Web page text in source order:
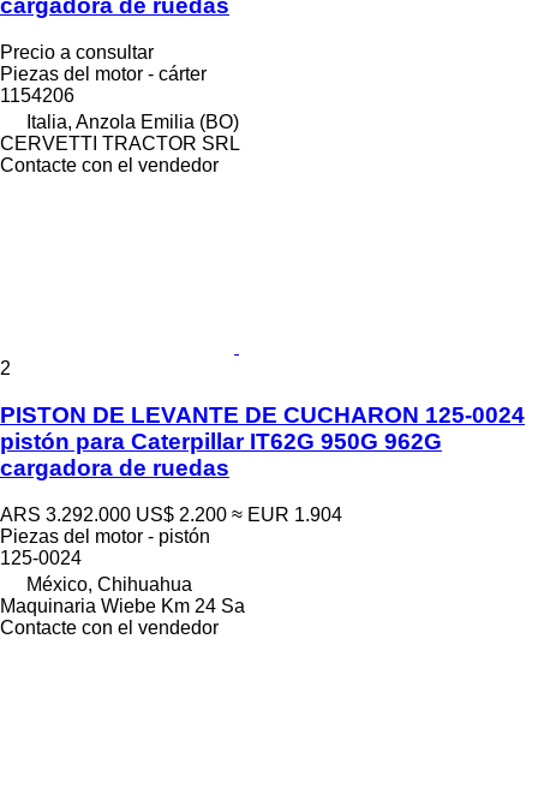
cargadora de ruedas
Precio a consultar
Piezas del motor - cárter
1154206
Italia, Anzola Emilia (BO)
CERVETTI TRACTOR SRL
Contacte con el vendedor
2
PISTON DE LEVANTE DE CUCHARON 125-0024
pistón para Caterpillar IT62G 950G 962G
cargadora de ruedas
ARS 3.292.000 US$ 2.200 ≈ EUR 1.904
Piezas del motor - pistón
125-0024
México, Chihuahua
Maquinaria Wiebe Km 24 Sa
Contacte con el vendedor